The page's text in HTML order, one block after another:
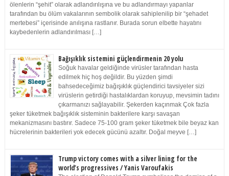
ölenlerin “şehit” olarak adlandırılışına ve bu adlandırmayı yapanlar
tarafından bu ölüm vakalarının sembolik olarak sahiplenilip bir “şehadet
mertebesi” içerisinde anılışına rastlanır. Burada sorun elbette hayatını
kaybedenlerin adlandırılması […]
Bağışıklık sistemini güçlendirmenin 20 yolu
Soğuk havalar geldiğinde virüsler tarafından hasta
edilmek hiç hoş değildir. Bu yüzden şimdi
bahsedeceğimiz bağışıklık güçlendirici tavsiyeler sizi
virüslerin getirdiği hastalıklardan koruyup, mevsimin tadını
çıkarmanızı sağlayabilir. Şekerden kaçınmak Çok fazla
şeker tüketmek bağışıklık sisteminin bakterilere karşı savaşan
mekanizmasını bastırır. Sadece 75-100 gram şeker tüketmek bile beyaz kan
hücrelerinin bakterileri yok edecek gücünü azaltır. Doğal meyve […]
Trump victory comes with a silver lining for the
world’s progressives / Yanis Varoufakis